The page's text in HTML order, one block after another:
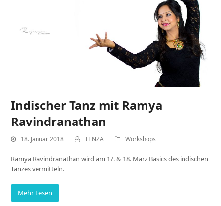
Indischer Tanz mit Ramya
Ravindranathan
18. Januar 2018 TENZA Workshops
Ramya Ravindranathan wird am 17. & 18. März Basics des indischen
Tanzes vermitteln.
Mehr Lesen